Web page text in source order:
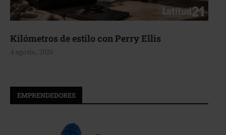
Aerie, texturas que fluyen
EMPRENDEDORES